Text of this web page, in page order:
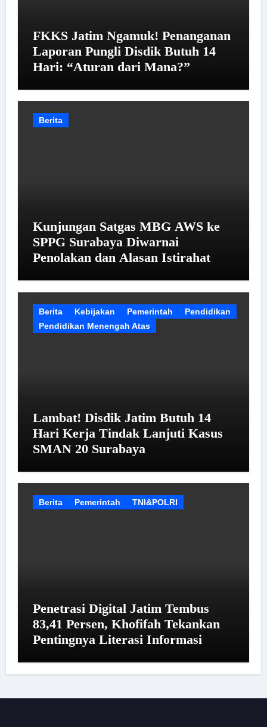
FKKS Jatim Ngamuk! Penanganan
Laporan Pungli Disdik Butuh 14
Hari: “Aturan dari Mana?”
Berita
Kunjungan Satgas MBG AWS ke
SPPG Surabaya Diwarnai
Penolakan dan Alasan Istirahat
Berita Kebijakan Pemerintah
Pendidikan
Pendidikan Menengah Atas
Lambat! Disdik Jatim Butuh 14
Hari Kerja Tindak Lanjuti Kasus
SMAN 20 Surabaya
Berita Pemerintah TNI&POLRI
Penetrasi Digital Jatim Tembus
83,41 Persen, Khofifah Tekankan
Pentingnya Literasi Informasi